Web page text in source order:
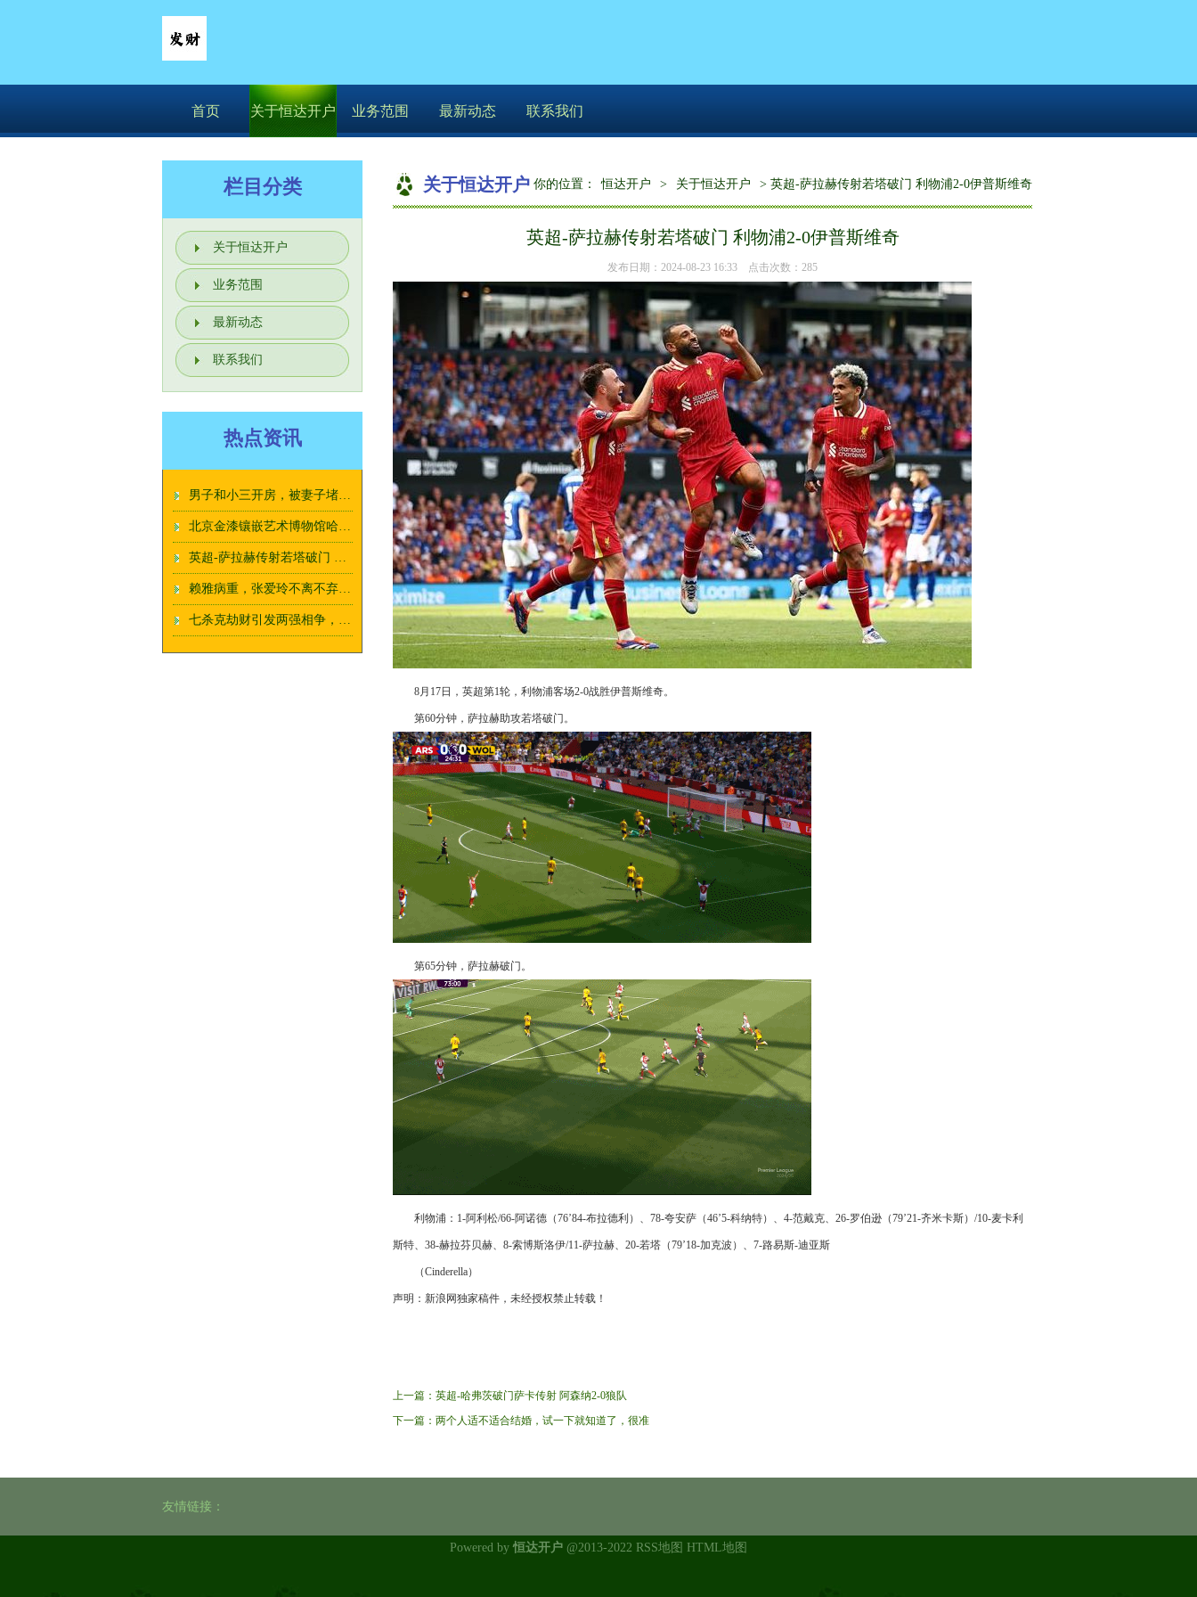
首页 关于恒达开户 业务范围 最新动态 联系我们
栏目分类
关于恒达开户
业务范围
最新动态
联系我们
热点资讯
男子和小三开房，被妻子堵门，大喊：我找100个小三，她也不离婚
北京金漆镶嵌艺术博物馆哈尔滨展示中心揭牌 促两地文化交流
英超-萨拉赫传射若塔破门 利物浦2-0伊普斯维奇
赖雅病重，张爱玲不离不弃照顾，11年后丈夫去世，她却没流一滴泪
七杀克劫财引发两强相争，典型红颜祸水命格
关于恒达开户 你的位置： 恒达开户 > 关于恒达开户 > 英超-萨拉赫传射若塔破门 利物浦2-0伊普斯维奇
英超-萨拉赫传射若塔破门 利物浦2-0伊普斯维奇
发布日期：2024-08-23 16:33 点击次数：285
8月17日，英超第1轮，利物浦客场2-0战胜伊普斯维奇。
第60分钟，萨拉赫助攻若塔破门。
第65分钟，萨拉赫破门。
利物浦：1-阿利松/66-阿诺德（76’84-布拉德利）、78-夸安萨（46’5-科纳特）、4-范戴克、26-罗伯逊（79’21-齐米卡斯）/10-麦卡利
斯特、38-赫拉芬贝赫、8-索博斯洛伊/11-萨拉赫、20-若塔（79’18-加克波）、7-路易斯-迪亚斯
（Cinderella）
声明：新浪网独家稿件，未经授权禁止转载！
上一篇： 英超-哈弗茨破门萨卡传射 阿森纳2-0狼队
下一篇： 两个人适不适合结婚，试一下就知道了，很准
友情链接：
Powered by恒达开户 @2013-2022 RSS地图 HTML地图